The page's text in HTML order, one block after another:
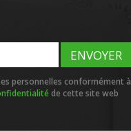
ENVOYER
personnelles conformément à
de cette site web